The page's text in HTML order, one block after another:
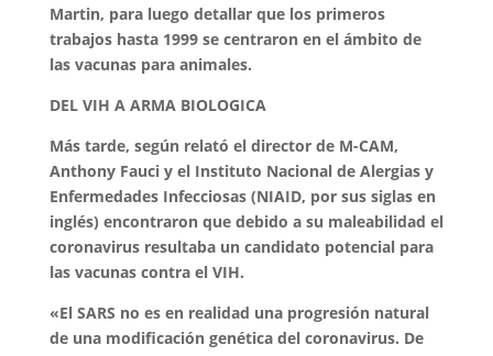
Martin, para luego detallar que los primeros
trabajos hasta 1999 se centraron en el ámbito de
las vacunas para animales.
DEL VIH A ARMA BIOLOGICA
Más tarde, según relató el director de M-CAM,
Anthony Fauci y el Instituto Nacional de Alergias y
Enfermedades Infecciosas (NIAID, por sus siglas en
inglés) encontraron que debido a su maleabilidad el
coronavirus resultaba un candidato potencial para
las vacunas contra el VIH.
«El SARS no es en realidad una progresión natural
de una modificación genética del coronavirus. De